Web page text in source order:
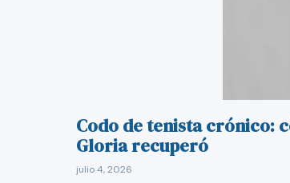
Codo de tenista crónico:
Gloria recuperó
julio 4, 2026